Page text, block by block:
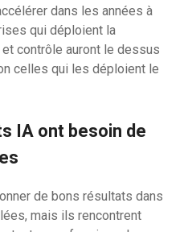
dans les années à
qui déploient la
contrôle auront le dessus
celles qui les déploient le
IA ont besoin de
de bons résultats dans
mais ils rencontrent